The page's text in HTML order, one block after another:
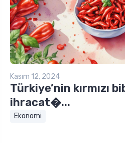
Kasım 12, 2024
Türkiye’nin kırmızı
ihracat�...
Ekonomi